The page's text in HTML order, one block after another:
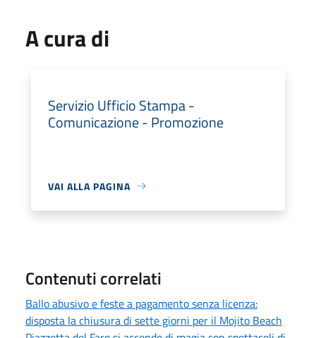
A cura di
Servizio Ufficio Stampa -
Comunicazione - Promozione
VAI ALLA PAGINA
Contenuti correlati
Ballo abusivo e feste a pagamento senza licenza:
disposta la chiusura di sette giorni per il Mojito Beach